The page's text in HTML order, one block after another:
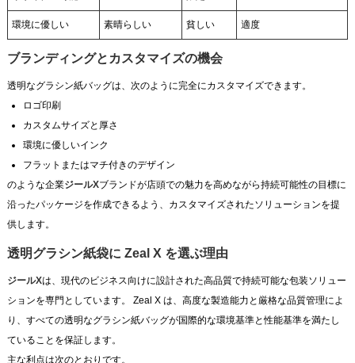
環境に優しい 素晴らしい 貧しい 適度
ブランディングとカスタマイズの機会
透明なグラシン紙バッグは、次のように完全にカスタマイズできます。
ロゴ印刷
カスタムサイズと厚さ
環境に優しいインク
フラットまたはマチ付きのデザイン
のような企業ジールXブランドが店頭での魅力を高めながら持続可能性の目標に
沿ったパッケージを作成できるよう、カスタマイズされたソリューションを提
供します。
透明グラシン紙袋に Zeal X を選ぶ理由
ジールXは、現代のビジネス向けに設計された高品質で持続可能な包装ソリュー
ションを専門としています。 Zeal X は、高度な製造能力と厳格な品質管理によ
り、すべての透明なグラシン紙バッグが国際的な環境基準と性能基準を満たし
ていることを保証します。
主な利点は次のとおりです。